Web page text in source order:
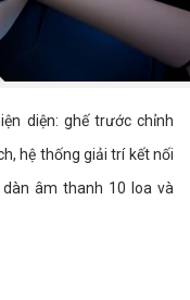
diện: ghế trước chỉnh
hệ thống giải trí kết nối
âm thanh 10 loa và